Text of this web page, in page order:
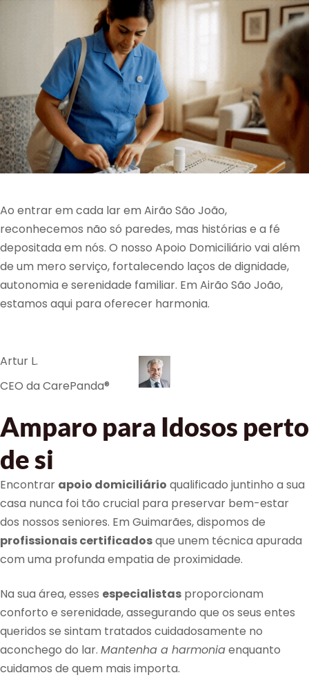
Ao entrar em cada lar em Airão São João,
reconhecemos não só paredes, mas histórias e a fé
depositada em nós. O nosso Apoio Domiciliário vai além
de um mero serviço, fortalecendo laços de dignidade,
autonomia e serenidade familiar. Em Airão São João,
estamos aqui para oferecer harmonia.
Artur L.
CEO da CarePanda®
Amparo para Idosos perto
de si
Encontrar apoio domiciliário qualificado juntinho a sua
casa nunca foi tão crucial para preservar bem-estar
dos nossos seniores. Em Guimarães, dispomos de
profissionais certificadosque unem técnica apurada
com uma profunda empatia de proximidade.
Na sua área, esses especialistas proporcionam
conforto e serenidade, assegurando que os seus entes
queridos se sintam tratados cuidadosamente no
aconchego do lar. Mantenha a harmoniaenquanto
cuidamos de quem mais importa.